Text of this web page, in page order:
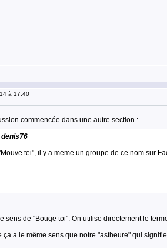
à 17:40
commencée dans une autre section :
tei", il y a meme un groupe de ce nom sur
sens de "Bouge toi". On utilise directement le
ça a le même sens que notre "astheure" qui